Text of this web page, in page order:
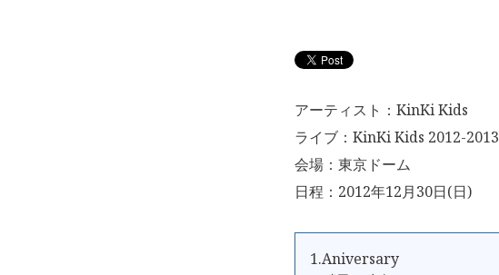
アーティスト：KinKi Kids
ライブ：KinKi Kids 2012-2013
会場：東京ドーム
日程：2012年12月30日(日)
1.Aniversary